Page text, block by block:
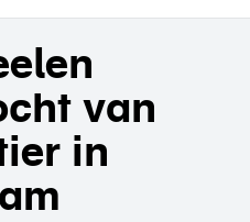
van
in